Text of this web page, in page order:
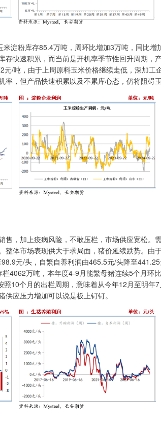
粉库存85.4万吨，周环比增加3万吨，同比增
快速积累，而当前是开机率季节性回升周期，
/吨，由于上周原料玉米价格继续走低，深加工
，但产品快速积累以及不累库心态，仍将阻碍玉
，加上疫病风险，不敢压栏，市场供应宽松。
体市场表现供大于求局面，猪价延续跌势。由
元/头，自繁自养利润由465.5元/头降至
4062万吨，本年度4-9月能繁母猪连续5个月环
10个月的出栏周期，意味着从今年12月至明年
应压力增加可以说是板上钉钉。